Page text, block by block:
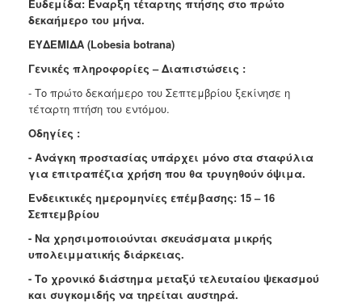
Κέντρο
Οικογένειας
ΤΟΠΟΣ
ΠΟΛΙΤΙΣΜΟΣ
ΑΝΘΕΚΤΙΚΗ
Ευδεμίδα: Έναρξη τέταρτης πτήσης στο πρώτο
δεκαήμερο του μήνα.
ΕΥΔΕΜΙΔΑ (Lobesia botrana)
Γενικές πληροφορίες – Διαπιστώσεις :
- Το πρώτο δεκαήμερο του Σεπτεμβρίου ξεκίνησε η
τέταρτη πτήση του εντόμου.
Οδηγίες :
- Ανάγκη προστασίας υπάρχει μόνο στα σταφύλια
για επιτραπέζια χρήση που θα τρυγηθούν όψιμα.
Ενδεικτικές ημερομηνίες επέμβασης: 15 – 16
Σεπτεμβρίου
- Να χρησιμοποιούνται σκευάσματα μικρής
υπολειμματικής διάρκειας.
- Το χρονικό διάστημα μεταξύ τελευταίου ψεκασμού
και συγκομιδής να τηρείται αυστηρά.